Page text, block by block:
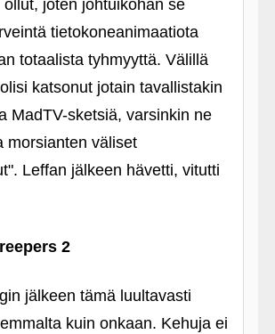
ollut, joten johtuikohan se
tietokoneanimaatiota
totaalista tyhmyyttä. Välillä
katsonut jotain tavallistakin
MadTV-sketsiä, varsinkin ne
morsianten väliset
Leffan jälkeen hävetti, vitutti
2
jälkeen tämä luultavasti
kuin onkaan. Kehuja ei